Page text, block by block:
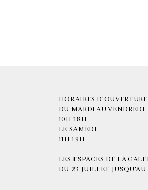
HORAIRES D'OUVERTURE
DU MARDI AU VENDREDI
10H-18H
LE SAMEDI
11H-19H
LES ESPACES DE LA
DU 23 JUILLET